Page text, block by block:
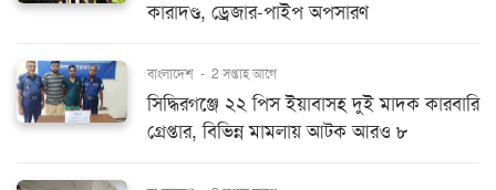
কারাদণ্ড, ড্রেজার-পাইপ অপসারণ
বাংলাদেশ - 2 সপ্তাহ আগে
সিদ্ধিরগঞ্জে ২২ পিস ইয়াবাসহ দুই মাদক কারবারি
গ্রেপ্তার, বিভিন্ন মামলায় আটক আরও ৮